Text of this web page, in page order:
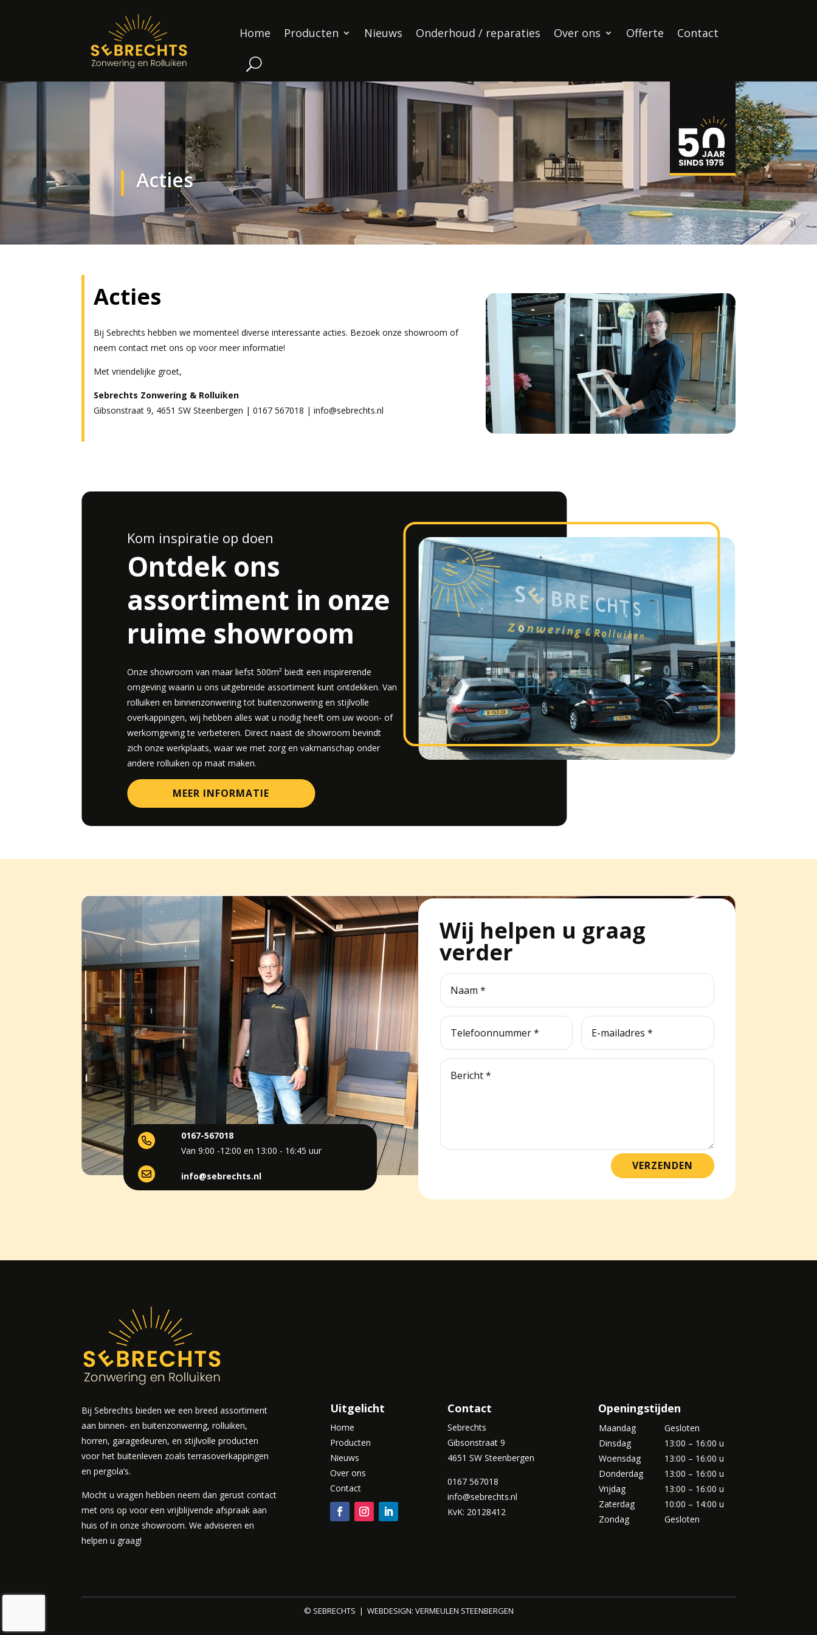
Home Producten Nieuws Onderhoud / reparaties Over ons Offerte Contact
Acties
Acties
Bij Sebrechts hebben we momenteel diverse interessante acties. Bezoek onze showroom of
neem contact met ons op voor meer informatie!
Met vriendelijke groet,
Sebrechts Zonwering & Rolluiken
Gibsonstraat 9, 4651 SW Steenbergen |0167 567018 |info@sebrechts.nl
Kom inspiratie op doen
Ontdek ons
assortiment in onze
ruime showroom
Onze showroom van maar liefst 500m² biedt een inspirerende
omgeving waarin u ons uitgebreide assortiment kunt ontdekken. Van
rolluiken en binnenzonwering tot buitenzonwering en stijlvolle
overkappingen, wij hebben alles wat u nodig heeft om uw woon- of
werkomgeving te verbeteren. Direct naast de showroom bevindt
zich onze werkplaats, waar we met zorg en vakmanschap onder
andere rolluiken op maat maken.
MEER INFORMATIE
0167-567018
Van 9:00 -12:00 en 13:00 - 16:45 uur
info@sebrechts.nl
Wij helpen u graag
verder
VERZENDEN
Bij Sebrechts bieden we een breed assortiment
aan binnen- en buitenzonwering, rolluiken,
horren, garagedeuren, en stijlvolle producten
voor het buitenleven zoals terrasoverkappingen
en pergola’s.
Mocht u vragen hebben neem dan gerust contact
met ons op voor een vrijblijvende afspraak aan
huis of in onze showroom. We adviseren en
helpen u graag!
Uitgelicht
Home
Producten
Nieuws
Over ons
Contact
Contact
Sebrechts
Gibsonstraat 9
4651 SW Steenbergen
0167 567018
info@sebrechts.nl
KvK: 20128412
Openingstijden
Maandag
Dinsdag
Woensdag
Donderdag
Vrijdag
Zaterdag
Zondag
Gesloten
13:00 – 16:00 u
13:00 – 16:00 u
13:00 – 16:00 u
13:00 – 16:00 u
10:00 – 14:00 u
Gesloten
© SEBRECHTS | WEBDESIGN: VERMEULEN STEENBERGEN